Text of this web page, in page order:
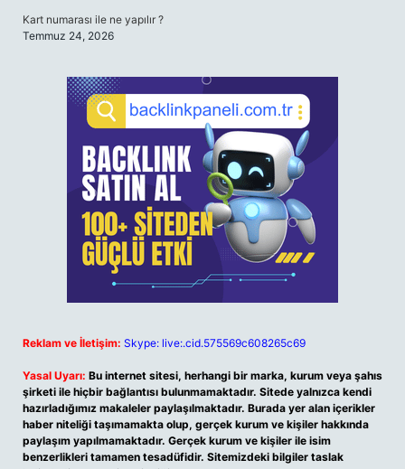
Kart numarası ile ne yapılır ?
Temmuz 24, 2026
Reklam ve İletişim: Skype: live:.cid.575569c608265c69
Yasal Uyarı: Bu internet sitesi, herhangi bir marka, kurum veya şahıs
şirketi ile hiçbir bağlantısı bulunmamaktadır. Sitede yalnızca kendi
hazırladığımız makaleler paylaşılmaktadır. Burada yer alan içerikler
haber niteliği taşımamakta olup, gerçek kurum ve kişiler hakkında
paylaşım yapılmamaktadır. Gerçek kurum ve kişiler ile isim
benzerlikleri tamamen tesadüfidir. Sitemizdeki bilgiler taslak